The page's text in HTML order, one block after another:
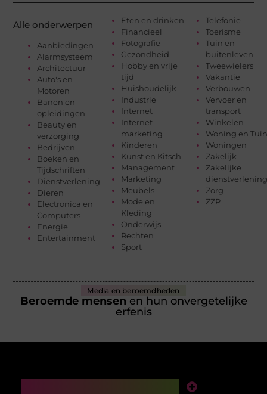
Alle onderwerpen
Aanbiedingen
Alarmsysteem
Architectuur
Auto's en
Motoren
Banen en
opleidingen
Beauty en
verzorging
Bedrijven
Boeken en
Tijdschriften
Dienstverlening
Dieren
Electronica en
Computers
Energie
Entertainment
Eten en drinken
Financieel
Fotografie
Gezondheid
Hobby en vrije
tijd
Huishoudelijk
Industrie
Internet
Internet
marketing
Kinderen
Kunst en Kitsch
Management
Marketing
Meubels
Mode en
Kleding
Onderwijs
Rechten
Sport
Telefonie
Toerisme
Tuin en
buitenleven
Tweewielers
Vakantie
Verbouwen
Vervoer en
transport
Winkelen
Woning en Tuin
Woningen
Zakelijk
Zakelijke
dienstverlening
Zorg
ZZP
Media en beroemdheden
Beroemde mensen en hun onvergetelijke
erfenis